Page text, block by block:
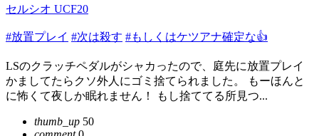
セルシオ UCF20
#放置プレイ #次は殺す #もしくはケツアナ確定な👍
LSのクラッチペダルがシャカったので、庭先に放置プレイ
かましてたらクソ外人にゴミ捨てられました。 もーほんと
に怖くて夜しか眠れません！ もし捨ててる所見つ...
thumb_up 50